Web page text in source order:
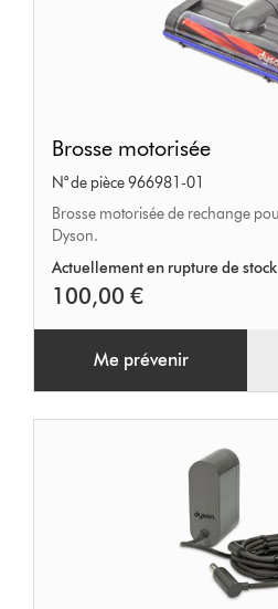
motorisée
Brosse motorisée
N° de pièce 966981-01
Brosse motorisée de rechange
Dyson.
Actuellement en rupture de stock
100,00 €
Me prévenir